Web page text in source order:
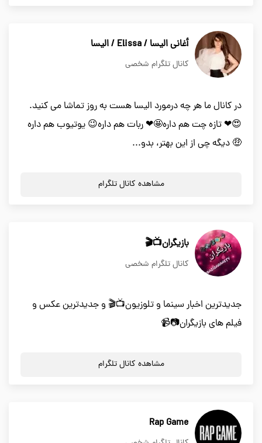
أغاني اليسا / Elissa / الیسا
کانال تلگرام شخصی
در کانال ما هر چه درمورد الیسا هست به روز تماشا می کنید.
😍❤ تازه چت هم داره🤩❤ ربات هم داره😉 یوتیوب هم داره
🤑 دیگه چی از این بهتر، بدو...
مشاهده کانال تلگرام
بازیگران📺🎬
کانال تلگرام شخصی
جدیدترین اخبار سینما و تلوزیون📺🎬 و جدیدترین عکس و
فیلم های بازیگران📷📹
مشاهده کانال تلگرام
Rap Game